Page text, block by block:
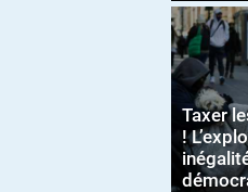
Taxer
!